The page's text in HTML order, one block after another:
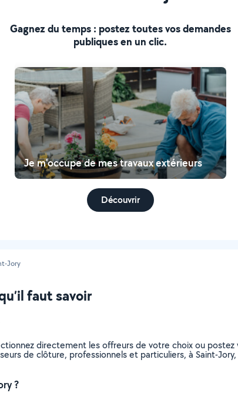
Gagnez du temps : postez toutes vos demandes
publiques en un clic.
Je m'occupe de mes travaux extérieurs
Découvrir
Jory
faut savoir
directement les offreurs de votre choix ou
de clôture, professionnels et particuliers, à Saint-
?